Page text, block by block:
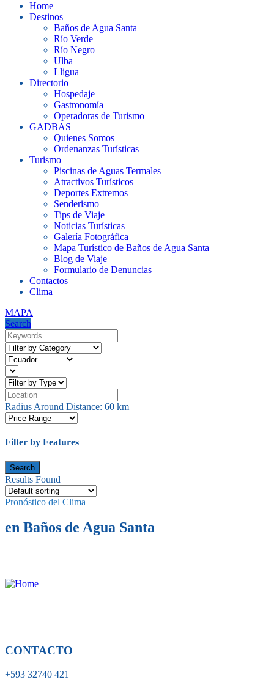
Home
Destinos
Baños de Agua Santa
Río Verde
Río Negro
Ulba
Lligua
Directorio
Hospedaje
Gastronomía
Operadoras de Turismo
GADBAS
Quienes Somos
Ordenanzas Turísticas
Turismo
Piscinas de Aguas Termales
Atractivos Turísticos
Deportes Extremos
Senderismo
Tips de Viaje
Noticias Turísticas
Galería Fotográfica
Mapa Turístico de Baños de Agua Santa
Blog de Viaje
Formulario de Denuncias
Contactos
Clima
MAPA
Search
Radius Around Distance: 60 km
Filter by Features
Results Found
Pronóstico del Clima
en Baños de Agua Santa
CONTACTO
+593 32740 421